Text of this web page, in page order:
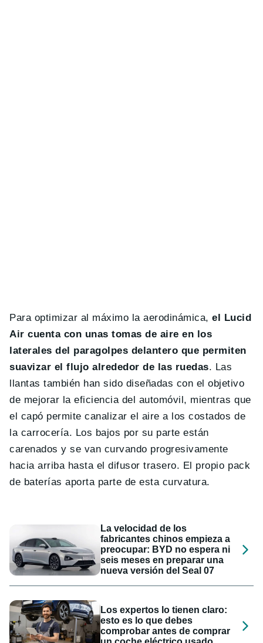
Para optimizar al máximo la aerodinámica,el Lucid
Air cuenta con unas tomas de aire en los
laterales del paragolpes delantero que permiten
suavizar el flujo alrededor de las ruedas. Las
llantas también han sido diseñadas con el objetivo
de mejorar la eficiencia del automóvil, mientras que
el capó permite canalizar el aire a los costados de
la carrocería. Los bajos por su parte están
carenados y se van curvando progresivamente
hacia arriba hasta el difusor trasero. El propio pack
de baterías aporta parte de esta curvatura.
La velocidad de los
fabricantes chinos empieza a
preocupar: BYD no espera ni
seis meses en preparar una
nueva versión del Seal 07
Los expertos lo tienen claro:
esto es lo que debes
comprobar antes de comprar